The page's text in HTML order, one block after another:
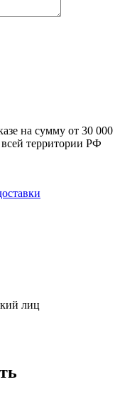
на сумму от 30 000
всей территории РФ
лиц